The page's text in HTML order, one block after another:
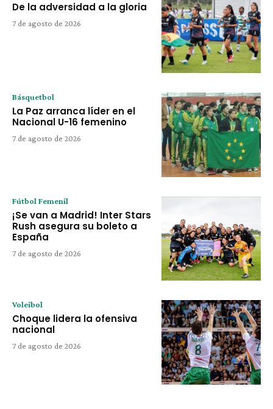
De la adversidad a la gloria
7 de agosto de 2026
Básquetbol
La Paz arranca líder en el
Nacional U-16 femenino
7 de agosto de 2026
Fútbol Femenil
¡Se van a Madrid! Inter Stars
Rush asegura su boleto a
España
7 de agosto de 2026
Voleibol
Choque lidera la ofensiva
nacional
7 de agosto de 2026